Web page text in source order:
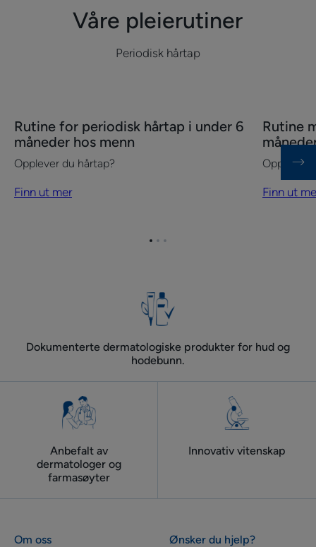
Våre pleierutiner
Periodisk hårtap
ut
mer
Rutine
for
Rutine for periodisk hårtap i under 6
måneder hos menn
Opplever du hårtap?
Finn ut mer
ut
mer
Rutine
mot
Rutine
Opplever
Finn ut
Gå
GåGå
Dokumenterte dermatologiske produkter for hud og
hodebunn.
Anbefalt av
dermatologer og
farmasøyter
Innovativ vitenskap
Om oss Ønsker du hjelp?